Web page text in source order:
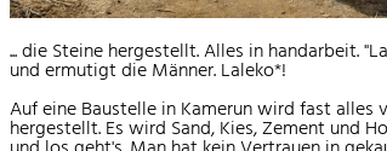
... die Steine hergestellt. Alles in handarbeit.
und ermutigt die Männer. Laleko*!
Auf eine Baustelle in Kamerun wird fast alles
hergestellt. Es wird Sand, Kies, Zement und